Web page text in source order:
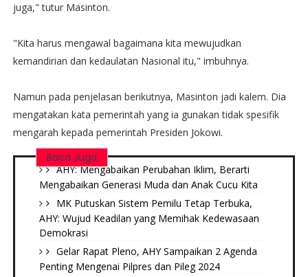
juga," tutur Masinton.
"Kita harus mengawal bagaimana kita mewujudkan
kemandirian dan kedaulatan Nasional itu," imbuhnya.
Namun pada penjelasan berikutnya, Masinton jadi kalem. Dia
mengatakan kata pemerintah yang ia gunakan tidak spesifik
mengarah kepada pemerintah Presiden Jokowi.
Baca Juga
AHY: Mengabaikan Perubahan Iklim, Berarti
Mengabaikan Generasi Muda dan Anak Cucu Kita
MK Putuskan Sistem Pemilu Tetap Terbuka,
AHY: Wujud Keadilan yang Memihak Kedewasaan
Demokrasi
Gelar Rapat Pleno, AHY Sampaikan 2 Agenda
Penting Mengenai Pilpres dan Pileg 2024